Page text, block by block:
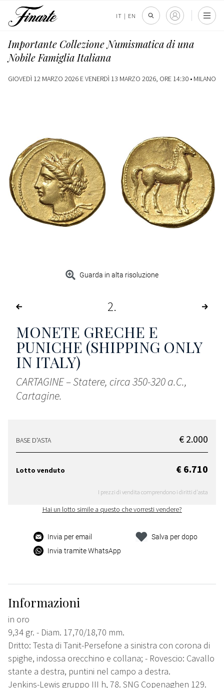
IT | EN
Importante Collezione Numismatica di una
Nobile Famiglia Italiana
GIOVEDÌ 12 MARZO 2026 E VENERDÌ 13 MARZO 2026, ORE 14:30 • MILANO
Guarda in alta risoluzione
2
MONETE GRECHE E
PUNICHE (SHIPPING ONLY
IN ITALY)
CARTAGINE – Statere, circa 350-320 a.C.,
Cartagine.
BASE D'ASTA € 2.000
Lotto venduto € 6.710
I prezzi di vendita comprendono i diritti d'asta
Hai un lotto simile a questo che vorresti vendere?
Invia per email
Invia tramite WhatsApp
Salva per dopo
Informazioni
in oro
9,34 gr. - Diam. 17,70/18,70 mm.
Dritto: Testa di Tanit-Persefone a sinistra con corona di
spighe, indossa orecchino e collana; - Rovescio: Cavallo
stante a destra, puntini nel campo a destra.
Jenkins-Lewis gruppo III h, 78. SNG Copenaghen 129.